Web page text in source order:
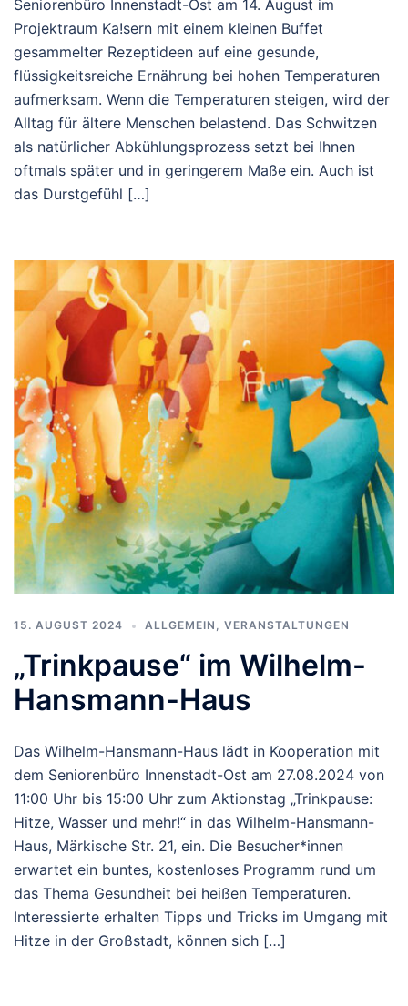
Seniorenbüro Innenstadt-Ost am 14. August im
Projektraum Ka!sern mit einem kleinen Buffet
gesammelter Rezeptideen auf eine gesunde,
flüssigkeitsreiche Ernährung bei hohen Temperaturen
aufmerksam. Wenn die Temperaturen steigen, wird der
Alltag für ältere Menschen belastend. Das Schwitzen
als natürlicher Abkühlungsprozess setzt bei Ihnen
oftmals später und in geringerem Maße ein. Auch ist
das Durstgefühl […]
15. AUGUST 2024 ALLGEMEIN VERANSTALTUNGEN
„Trinkpause“ im Wilhelm-
Hansmann-Haus
Das Wilhelm-Hansmann-Haus lädt in Kooperation mit
dem Seniorenbüro Innenstadt-Ost am 27.08.2024 von
11:00 Uhr bis 15:00 Uhr zum Aktionstag „Trinkpause:
Hitze, Wasser und mehr!“ in das Wilhelm-Hansmann-
Haus, Märkische Str. 21, ein. Die Besucher*innen
erwartet ein buntes, kostenloses Programm rund um
das Thema Gesundheit bei heißen Temperaturen.
Interessierte erhalten Tipps und Tricks im Umgang mit
Hitze in der Großstadt, können sich […]